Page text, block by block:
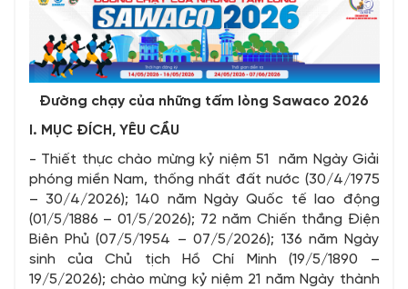
Đường chạy của những tấm lòng Sawaco 2026
I. MỤC ĐÍCH, YÊU CẦU
- Thiết thực chào mừng kỷ niệm 51 năm Ngày Giải
phóng miền Nam, thống nhất đất nước (30/4/1975
– 30/4/2026); 140 năm Ngày Quốc tế lao động
(01/5/1886 – 01/5/2026); 72 năm Chiến thắng Điện
Biên Phủ (07/5/1954 – 07/5/2026); 136 năm Ngày
sinh của Chủ tịch Hồ Chí Minh (19/5/1890 –
19/5/2026); chào mừng kỷ niệm 21 năm Ngày thành